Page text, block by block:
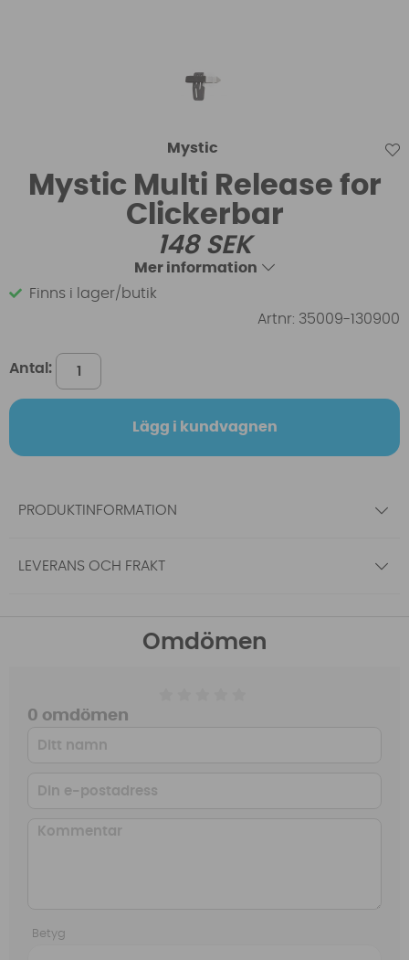
Mystic
Mystic Multi Release for
Clickerbar
148SEK
Mer information
Finns i lager/butik
Artnr: 35009-130900
Antal:
Lägg i kundvagnen
PRODUKTINFORMATION
LEVERANS OCH FRAKT
Omdömen
0 omdömen
Betyg